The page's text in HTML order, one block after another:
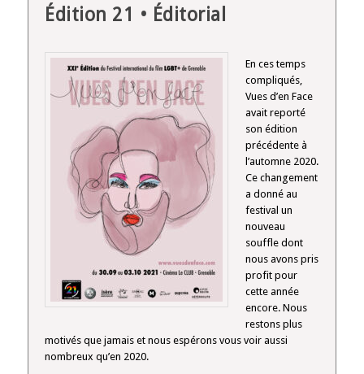
Édition 21 • Éditorial
En ces temps
compliqués,
Vues d’en Face
avait reporté
son édition
précédente à
l’automne 2020.
Ce changement
a donné au
festival un
nouveau
souffle dont
nous avons pris
profit pour
cette année
encore. Nous
restons plus
motivés que jamais et nous espérons vous voir aussi
nombreux qu’en 2020.